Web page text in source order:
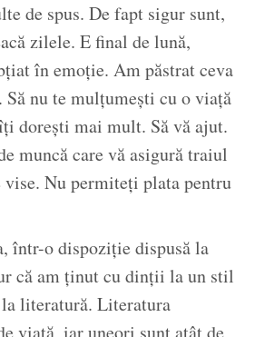
de spus. De fapt sigur sunt,
zilele. E final de lună,
în emoție. Am păstrat ceva
Să nu te mulțumești cu o viață
dorești mai mult. Să vă ajut.
muncă care vă asigură traiul
Nu permiteți plata pentru
într-o dispoziție dispusă la
că am ținut cu dinții la un stil
literatură. Literatura